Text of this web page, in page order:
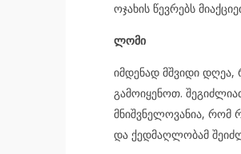
ოჯახის წევრებს
ლომი
იმდენად მშვიდი
გამოიყენოთ.
მნიშვნელოვანია, რომ
და ქედმაღლობამ